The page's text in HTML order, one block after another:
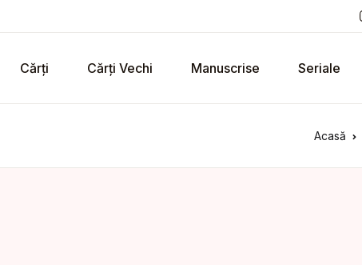
Cărți Cărți Vechi Manuscrise Seriale
Acasă